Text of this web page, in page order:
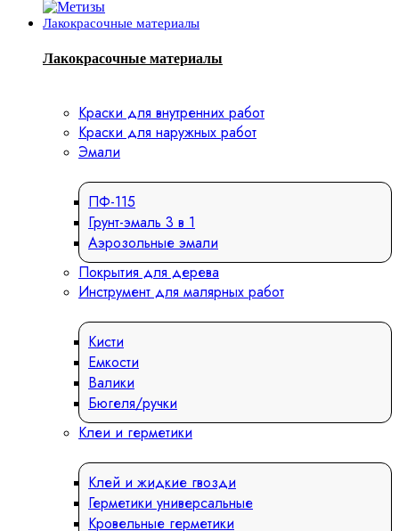
Лакокрасочные материалы
Лакокрасочные материалы
Краски для внутренних работ
Краски для наружных работ
Эмали
ПФ-115
Грунт-эмаль 3 в 1
Аэрозольные эмали
Покрытия для дерева
Инструмент для малярных работ
Кисти
Емкости
Валики
Бюгеля/ручки
Клеи и герметики
Клей и жидкие гвозди
Герметики универсальные
Кровельные герметики